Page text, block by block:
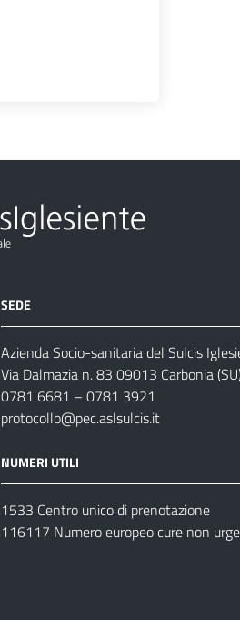
SEDE
Azienda Socio-sanitaria del Sulcis
Via Dalmazia n. 83 09013 Carbonia
0781 6681 – 0781 3921
protocollo@pec.aslsulcis.it
NUMERI UTILI
1533 Centro unico di prenotazione
116117 Numero europeo cure non